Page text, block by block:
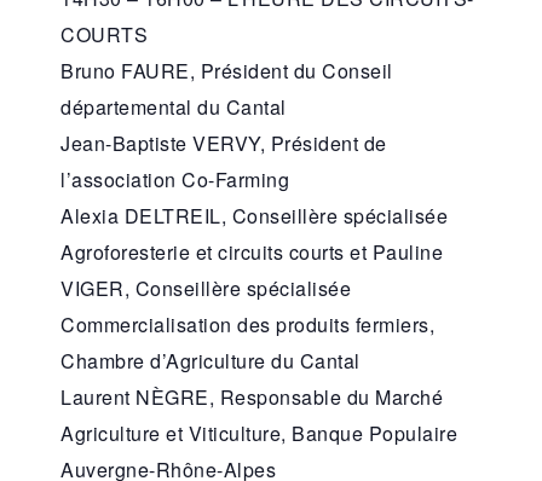
COURTS
Bruno FAURE, Président du Conseil
départemental du Cantal
Jean-Baptiste VERVY, Président de
l’association Co-Farming
Alexia DELTREIL, Conseillère spécialisée
Agroforesterie et circuits courts et Pauline
VIGER, Conseillère spécialisée
Commercialisation des produits fermiers,
Chambre d’Agriculture du Cantal
Laurent NÈGRE, Responsable du Marché
Agriculture et Viticulture, Banque Populaire
Auvergne-Rhône-Alpes